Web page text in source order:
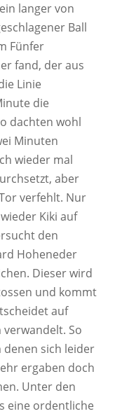
langer von
Ball
Fünfer
fand, der aus
Linie
die
dachten wohl
Minuten
wieder mal
aber
verfehlt. Nur
Kiki auf
den
Hoheneder
Dieser wird
und kommt
auf
So
sich leider
ergaben doch
Unter den
eine ordentliche